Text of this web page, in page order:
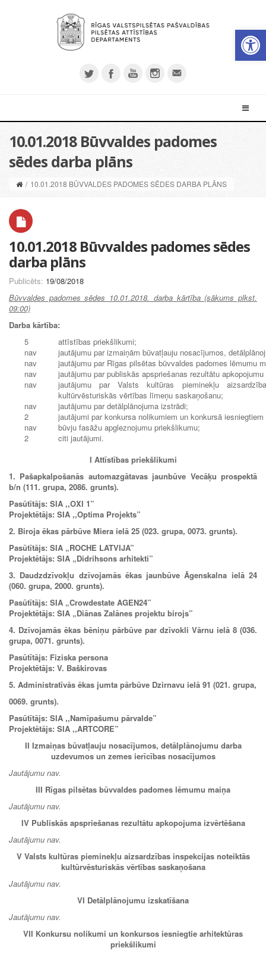
10.01.2018 Būvvaldes padomes
sēdes darba plāns
/ 10.01.2018 BŪVVALDES PADOMES SĒDES DARBA PLĀNS
10.01.2018 Būvvaldes padomes sēdes
darba plāns
Publicēts: 19/08/2018
Būvvaldes padomes sēdes 10.01.2018. darba kārtība (sākums plkst.
09:00)
Darba kārtība:
5
attīstības priekšlikumi;
nav
jautājumu par izmaiņām būvatļauju nosacījumos,
nav
jautājumu par Rīgas pilsētas būvvaldes padomes lēmumu
nav
jautājumu par publiskās apspriešanas rezultātu
nav
jautājumu par Valsts kultūras pieminekļu
kultūrvēsturiskās vērtības līmeņu saskaņošanu;
nav
jautājumu par detālplānojuma izstrādi;
2
jautājumi par konkursa nolikumiem un konkursā
nav
būvju fasāžu apgleznojumu priekšlikumu;
2
citi jautājumi.
I Attīstības priekšlikumi
1. Pašapkalpošanās automazgātavas jaunbūve Vecāķu prospektā
b/n (111. grupa, 2086. grunts).
Pasūtītājs: SIA ,,OXI 1”
Projektētājs: SIA ,,Optima Projekts”
2. Biroja ēkas pārbūve Miera ielā 25 (023. grupa, 0073. grunts).
Pasūtītājs: SIA „ROCHE LATVIJA”
Projektētājs: SIA „Didrihsons arhitekti”
3. Daudzdzīvokļu dzīvojamās ēkas jaunbūve Āgenskalna ielā 24
(060. grupa, 2000. grunts).
Pasūtītājs: SIA „Crowdestate AGEN24”
Projektētājs: SIA „Diānas Zalānes projektu birojs”
4. Dzīvojamās ēkas bēniņu pārbūve par dzīvokli Vārnu ielā 8 (036.
grupa, 0071. grunts).
Pasūtītājs: Fiziska persona
Projektētājs: V. Baškirovas
5. Administratīvās ēkas jumta pārbūve Dzirnavu ielā 91 (021. grupa,
0069. grunts).
Pasūtītājs: SIA ,,Namīpašumu pārvalde”
Projektētājs: SIA ,,ARTCORE”
II Izmaiņas būvatļauju nosacījumos, detālplānojumu darba
uzdevumos un zemes ierīcības nosacījumos
Jautājumu nav.
III Rīgas pilsētas būvvaldes padomes lēmumu maiņa
Jautājumu nav.
IV Publiskās apspriešanas rezultātu apkopojuma izvērtēšana
Jautājumu nav.
V Valsts kultūras pieminekļu aizsardzības inspekcijas noteiktās
kultūrvēsturiskās vērtības saskaņošana
Jautājumu nav.
VI Detālplānojumu izskatīšana
Jautājumu nav.
VII Konkursu nolikumi un konkursos iesniegtie arhitektūras
priekšlikumi